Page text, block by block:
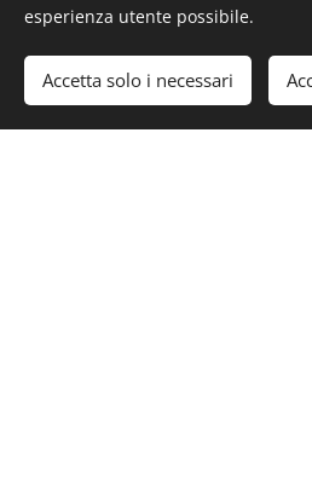
Invia tutto a:
info@synchrostrass.it
esperienza utente possibile.
Accetta solo i necessari